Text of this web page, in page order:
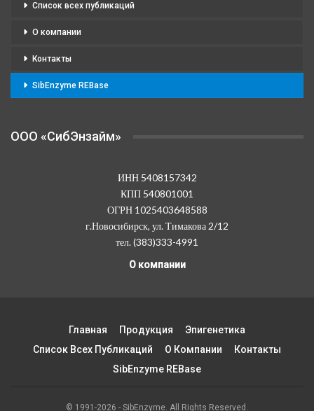
Список всех публикаций
О компании
Контакты
SibEnzyme REBase
OOO «СибЭнзайм»
ИНН 5408157342
КПП 540801001
ОГРН 1025403648588
г.Новосибирск, ул. Тимакова 2/12
тел. (383)333-4991
О компании
Главная Продукция
Эпигенетика
Список Всех Публикаций
О Компании
Контакты
SibEnzyme REBase
© 1991-2026 - SibEnzyme. All Rights Reserved.